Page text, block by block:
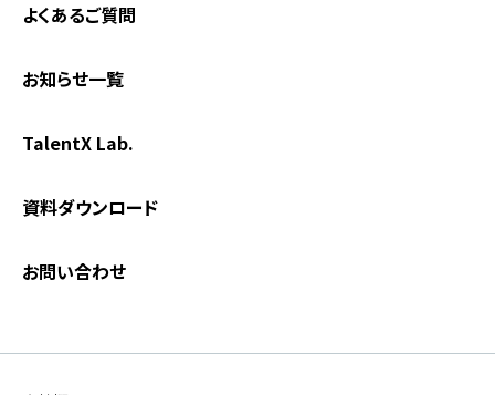
よくあるご質問
お知らせ一覧
TalentX Lab.
資料ダウンロード
お問い合わせ